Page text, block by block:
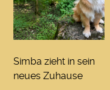
Simba zieht in sein
neues Zuhause